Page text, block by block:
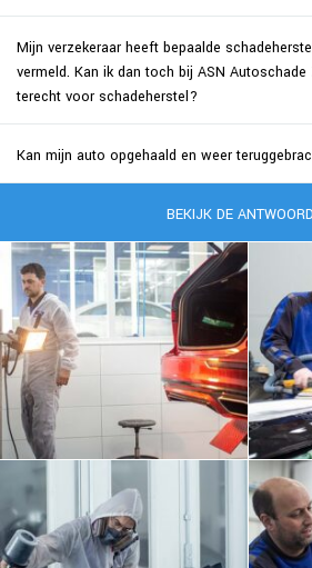
Mijn verzekeraar heeft bepaalde
vermeld. Kan ik dan toch bij ASN
terecht voor schadeherstel?
Kan mijn auto opgehaald en weer
BEKIJK DE